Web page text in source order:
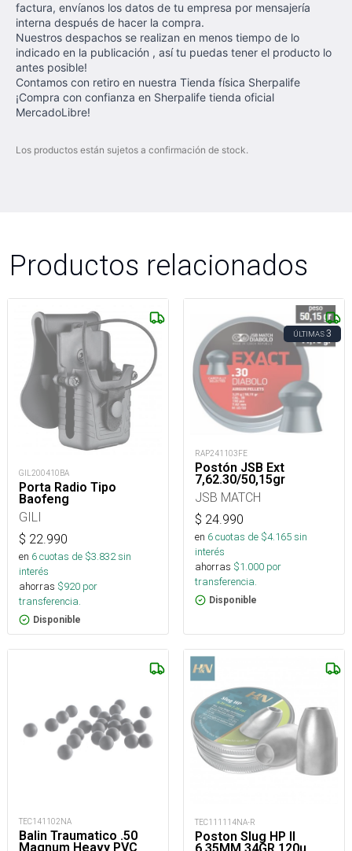
factura, envíanos los datos de tu empresa por mensajería
interna después de hacer la compra.
Nuestros despachos se realizan en menos tiempo de lo
indicado en la publicación , así tu puedas tener el producto lo
antes posible!
Contamos con retiro en nuestra Tienda física Sherpalife
¡Compra con confianza en Sherpalife tienda oficial
MercadoLibre!
Los productos están sujetos a confirmación de stock.
Productos relacionados
GIL200410BA
Porta Radio Tipo
Baofeng
GILI
$ 22.990
en 6cuotas de $3.832sin
interés
ahorras $920 por
transferencia.
Disponible
ÚLTIMAS3
RAP241103FE
Postón JSB Ext
7,62.30/50,15gr
JSB MATCH
$ 24.990
en 6cuotas de $4.165sin
interés
ahorras $1.000 por
transferencia.
Disponible
TEC141102NA
Balin Traumatico .50
Magnum Heavy PVC
TEC111114NA-R
Poston Slug HP II